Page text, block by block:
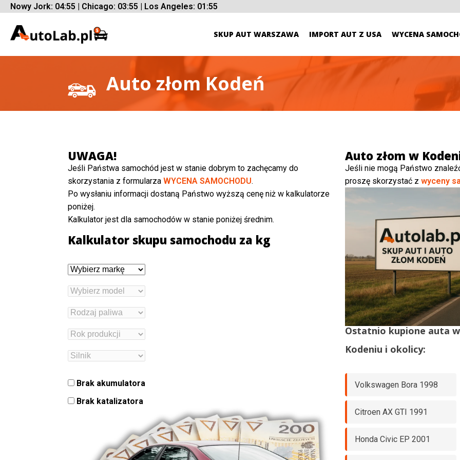
Nowy Jork: 04:55 | Chicago: 03:55 | Los Angeles: 01:55
SKUP AUT WARSZAWA IMPORT AUT Z USA WYCENA
Auto złom Kodeń
UWAGA!
Jeśli Państwa samochód jest w stanie dobrym to zachęcamy do
skorzystania z formularza WYCENA SAMOCHODU.
Po wysłaniu informacji dostaną Państwo wyższą cenę niż w kalkulatorze
poniżej.
Kalkulator jest dla samochodów w stanie poniżej średnim.
Kalkulator skupu samochodu za kg
Brak akumulatora
Brak katalizatora
Auto złom w
Jeśli nie mogą Państwo
proszę skorzystać z wyceny
Ostatnio kupione auta
Kodeniu i okolicy:
Volkswagen Bora 1998
Citroen AX GTI 1991
Honda Civic EP 2001